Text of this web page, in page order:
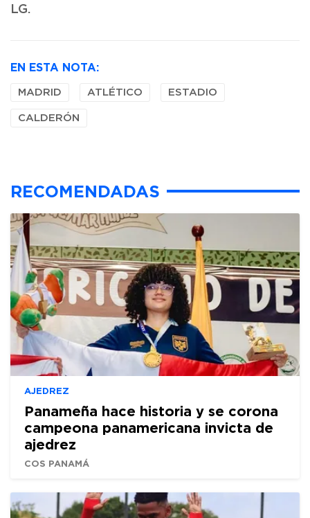
LG.
EN ESTA NOTA:
MADRID ATLÉTICO ESTADIO
CALDERÓN
RECOMENDADAS
AJEDREZ
Panameña hace historia y se corona
campeona panamericana invicta de
ajedrez
COS PANAMÁ